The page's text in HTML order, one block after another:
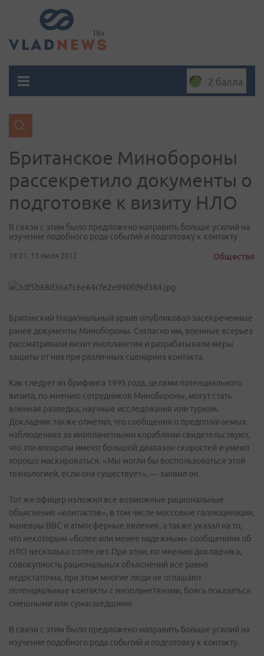
2 балла
Британское Минобороны
рассекретило документы о
подготовке к визиту НЛО
В связи с этим было предложено направить больше усилий на
изучение подобного рода событий и подготовку к контакту
18:21, 13 июля 2012 Общество
Британский Национальный архив опубликовал засекреченные
ранее документы Минобороны. Согласно им, военные всерьез
рассматривали визит инопланетян и разрабатывали меры
защиты от них при различных сценариях контакта.
Как следует из брифинга 1995 года, целями потенциального
визита, по мнению сотрудников Минобороны, могут стать
военная разведка, научные исследования или туризм.
Докладчик также отметил, что сообщения о предполагаемых
наблюдениях за инопланетными кораблями свидетельствуют,
что эти аппараты имеют большой диапазон скоростей и умеют
хорошо маскироваться. «Мы могли бы воспользоваться этой
технологией, если она существует», — заявил он.
Тот же офицер изложил все возможные рациональные
объяснения «контактов», в том числе массовые галлюцинации,
маневры ВВС и атмосферные явления, а также указал на то,
что некоторым «более или менее надежным» сообщениям об
НЛО несколько сотен лет. При этом, по мнению докладчика,
совокупность рациональных объяснений все равно
недостаточна, при этом многие люди не оглашают
потенциальные контакты с инопланетянами, боясь показаться
смешными или сумасшедшими.
В связи с этим было предложено направить больше усилий на
изучение подобного рода событий и подготовку к контакту.